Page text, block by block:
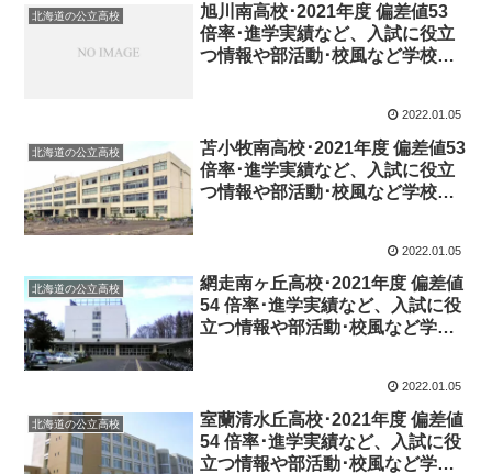
北海道の公立高校
旭川南高校･2021年度 偏差値53
倍率･進学実績など、入試に役立
つ情報や部活動･校風など学校の
2022.01.05
北海道の公立高校
苫小牧南高校･2021年度 偏差値53
倍率･進学実績など、入試に役立
つ情報や部活動･校風など学校の
2022.01.05
北海道の公立高校
網走南ヶ丘高校･2021年度 偏差値
54 倍率･進学実績など、入試に役
立つ情報や部活動･校風など学校
2022.01.05
北海道の公立高校
室蘭清水丘高校･2021年度 偏差値
54 倍率･進学実績など、入試に役
立つ情報や部活動･校風など学校